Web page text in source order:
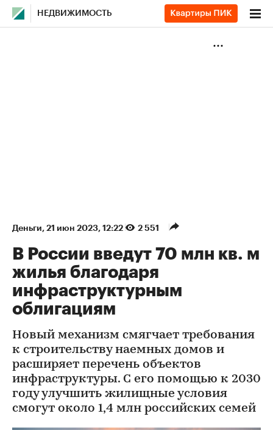
НЕДВИЖИМОСТЬ
Деньги⁠, 21 июн 2023, 12:22 2 551
В России введут 70 млн кв. м
жилья благодаря
инфраструктурным
облигациям
Новый механизм смягчает требования
к строительству наемных домов и
расширяет перечень объектов
инфраструктуры. С его помощью к 2030
году улучшить жилищные условия
смогут около 1,4 млн российских семей